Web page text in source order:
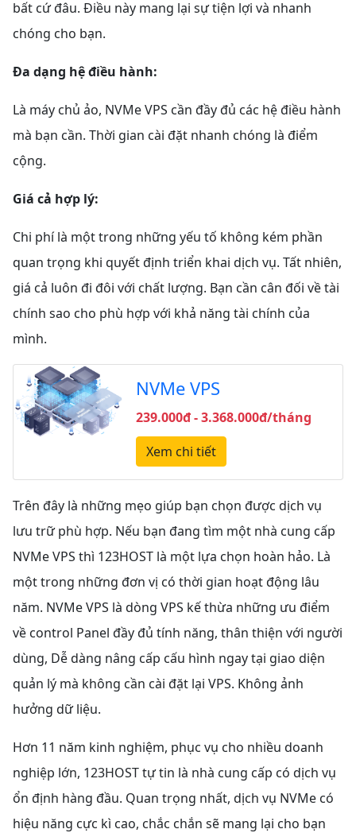
bất cứ đâu. Điều này mang lại sự tiện lợi và nhanh
chóng cho bạn.
Đa dạng hệ điều hành:
Là máy chủ ảo, NVMe VPS cần đầy đủ các hệ điều hành
mà bạn cần. Thời gian cài đặt nhanh chóng là điểm
cộng.
Giá cả hợp lý:
Chi phí là một trong những yếu tố không kém phần
quan trọng khi quyết định triển khai dịch vụ. Tất nhiên,
giá cả luôn đi đôi với chất lượng. Bạn cần cân đối về tài
chính sao cho phù hợp với khả năng tài chính của
mình.
NVMe VPS
239.000đ - 3.368.000đ/tháng
Xem chi tiết
Trên đây là những mẹo giúp bạn chọn được dịch vụ
lưu trữ phù hợp. Nếu bạn đang tìm một nhà cung cấp
NVMe VPS thì 123HOST là một lựa chọn hoàn hảo. Là
một trong những đơn vị có thời gian hoạt động lâu
năm. NVMe VPS là dòng VPS kế thừa những ưu điểm
về control Panel đầy đủ tính năng, thân thiện với người
dùng, Dễ dàng nâng cấp cấu hình ngay tại giao diện
quản lý mà không cần cài đặt lại VPS. Không ảnh
hưởng dữ liệu.
Hơn 11 năm kinh nghiệm, phục vụ cho nhiều doanh
nghiệp lớn, 123HOST tự tin là nhà cung cấp có dịch vụ
ổn định hàng đầu. Quan trọng nhất, dịch vụ NVMe có
hiệu năng cực kì cao, chắc chắn sẽ mang lại cho bạn